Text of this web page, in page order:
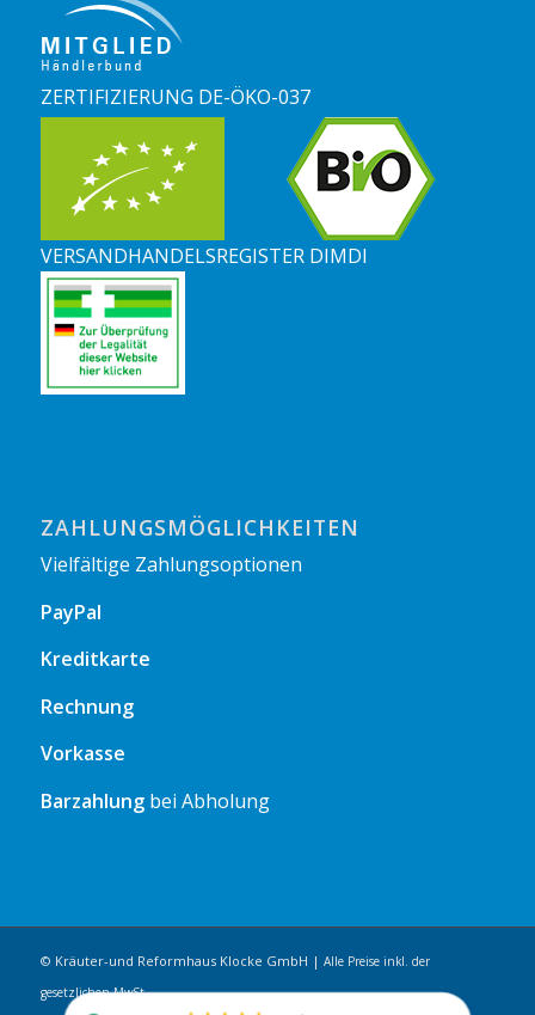
ZERTIFIZIERUNG DE-ÖKO-037
VERSANDHANDELSREGISTER DIMDI
ZAHLUNGSMÖGLICHKEITEN
Vielfältige Zahlungsoptionen
PayPal
Kreditkarte
Rechnung
Vorkasse
Barzahlungbei Abholung
© Kräuter-und Reformhaus Klocke GmbH | Alle Preise inkl. der
gesetzlichen MwSt.